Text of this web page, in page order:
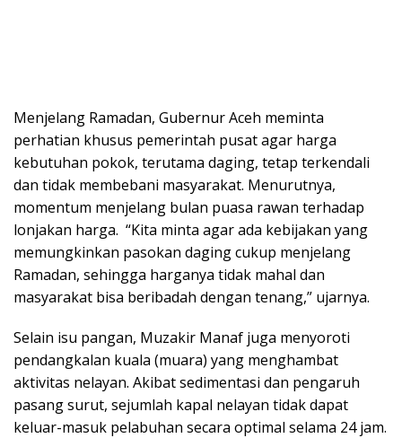
Menjelang Ramadan, Gubernur Aceh meminta
perhatian khusus pemerintah pusat agar harga
kebutuhan pokok, terutama daging, tetap terkendali
dan tidak membebani masyarakat. Menurutnya,
momentum menjelang bulan puasa rawan terhadap
lonjakan harga. “Kita minta agar ada kebijakan yang
memungkinkan pasokan daging cukup menjelang
Ramadan, sehingga harganya tidak mahal dan
masyarakat bisa beribadah dengan tenang,” ujarnya.
Selain isu pangan, Muzakir Manaf juga menyoroti
pendangkalan kuala (muara) yang menghambat
aktivitas nelayan. Akibat sedimentasi dan pengaruh
pasang surut, sejumlah kapal nelayan tidak dapat
keluar-masuk pelabuhan secara optimal selama 24 jam.